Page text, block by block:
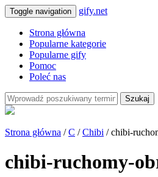
Toggle navigation gify.net
Strona główna
Popularne kategorie
Popularne gify
Pomoc
Poleć nas
Szukaj
Strona główna /C /Chibi / chibi-
chibi-ruchomy-